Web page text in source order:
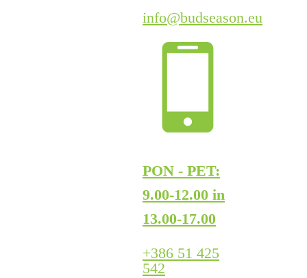
info@budseason.eu
PON - PET:
9.00-12.00 in
13.00-17.00
+386 51 425
542